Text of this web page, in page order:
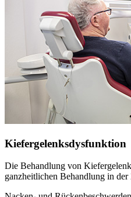
Kiefergelenksdysfunktion
Die Behandlung von
ganzheitlichen Behandlung in